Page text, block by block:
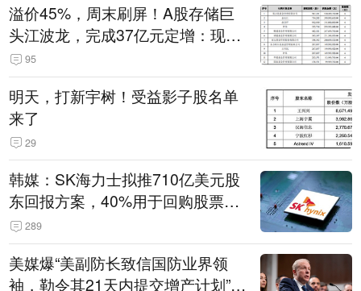
溢价45%，周末刷屏！A股存储巨
头江波龙，完成37亿元定增：现价
386.6元，定增价560元
95
明天，打新宇树！受益影子股名单
来了
29
韩媒：SK海力士拟推710亿美元股
东回报方案，40%用于回购股票，
相当于美股发行规模
289
美媒爆“美副防长致信国防业界领
袖，勒令其21天内提交增产计划”，